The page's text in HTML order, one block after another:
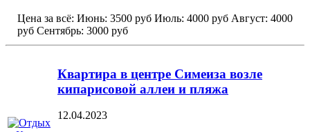
Цена за всё: Июнь: 3500 руб Июль: 4000 руб Август: 4000
руб Сентябрь: 3000 руб
Квартира в центре Симеиза возле
кипарисовой аллеи и пляжа
12.04.2023